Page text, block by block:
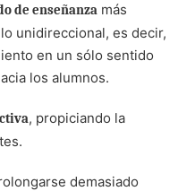
de enseñanza más
unidireccional, es decir,
en un sólo sentido
los alumnos.
, propiciando la
demasiado